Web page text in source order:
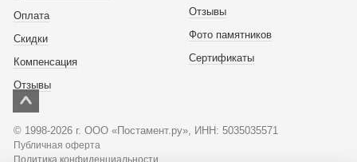
Оплата
Скидки
Компенсация
Отзывы
Отзывы
Фото памятников
Сертификаты
© 1998-2026 г. ООО «Постамент.ру», ИНН: 5035035571
Публичная оферта